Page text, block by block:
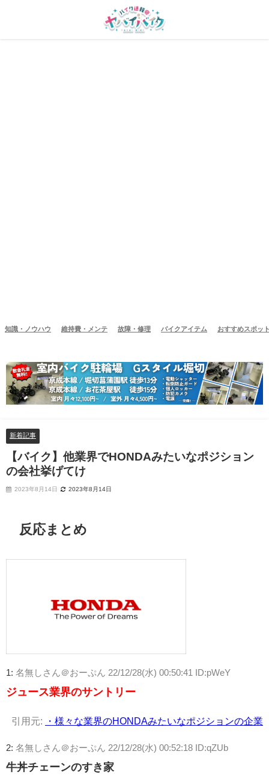
知識・ノウハウ 維持費・メンテ 故障・修理 バイクアイテム おすすめスポッ
新着記事
【バイク】他業界でHONDAみたいなポジション
の会社挙げてけ
2023年8月14日 2023年8月14日
反応まとめ
1: 名無しさん＠おーぷん 22/12/28(水) 00:50:41 ID:pWeY
ジュース業界のサントリー
引用元: ・様々な業界のHONDAみたいなポジションの企業
2: 名無しさん＠おーぷん 22/12/28(水) 00:52:18 ID:qZUb
牛丼チェーンのすき家